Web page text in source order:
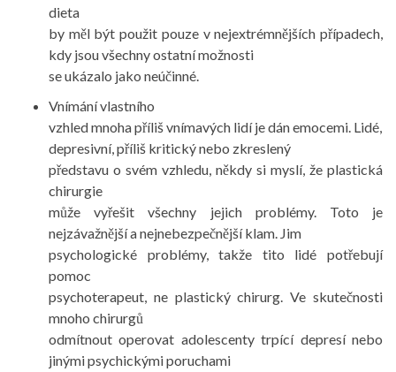
dieta
by měl být použit pouze v nejextrémnějších případech,
kdy jsou všechny ostatní možnosti
se ukázalo jako neúčinné.
Vnímání vlastního
vzhled mnoha příliš vnímavých lidí je dán emocemi. Lidé,
depresivní, příliš kritický nebo zkreslený
představu o svém vzhledu, někdy si myslí, že plastická
chirurgie
může vyřešit všechny jejich problémy. Toto je
nejzávažnější a nejnebezpečnější klam. Jim
psychologické problémy, takže tito lidé potřebují
pomoc
psychoterapeut, ne plastický chirurg. Ve skutečnosti
mnoho chirurgů
odmítnout operovat adolescenty trpící depresí nebo
jinými psychickými poruchami